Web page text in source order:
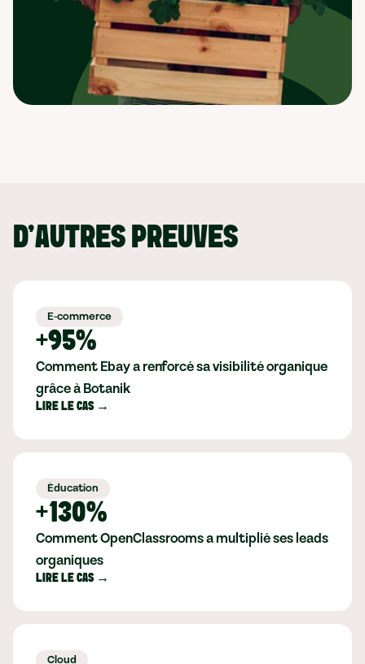
D'AUTRES PREUVES
E-commerce
+95%
Comment Ebay a renforcé sa visibilité organique
grâce à Botanik
LIRE LE CAS →
Éducation
+130%
Comment OpenClassrooms a multiplié ses leads
organiques
LIRE LE CAS →
Cloud